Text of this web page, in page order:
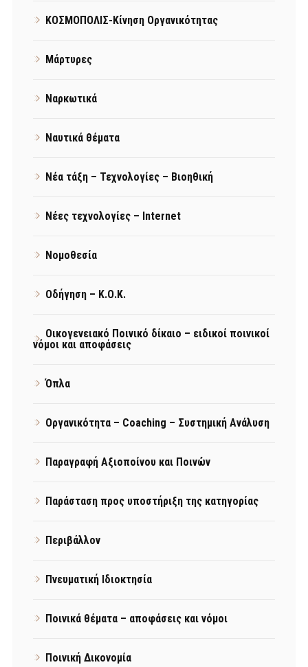
ΚΟΣΜΟΠΟΛΙΣ-Κίνηση Οργανικότητας
Μάρτυρες
Ναρκωτικά
Ναυτικά θέματα
Νέα τάξη – Τεχνολογίες – Βιοηθική
Νέες τεχνολογίες – Internet
Νομοθεσία
Οδήγηση – Κ.Ο.Κ.
Οικογενειακό Ποινικό δίκαιο – ειδικοί ποινικοί
νόμοι και αποφάσεις
Όπλα
Οργανικότητα – Coaching – Συστημική Ανάλυση
Παραγραφή Αξιοποίνου και Ποινών
Παράσταση προς υποστήριξη της κατηγορίας
Περιβάλλον
Πνευματική Ιδιοκτησία
Ποινικά θέματα – αποφάσεις και νόμοι
Ποινική Δικονομία